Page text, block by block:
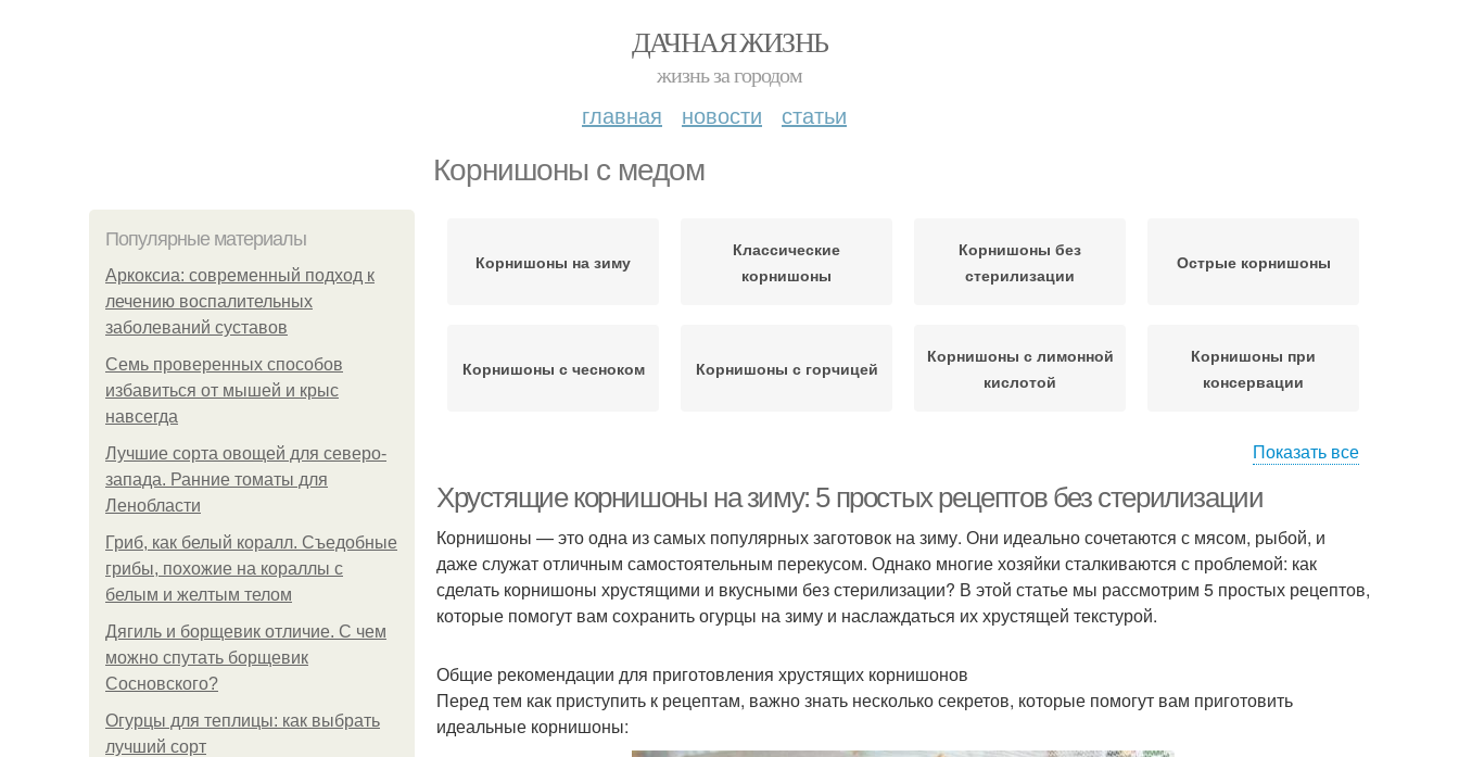
ДАЧНАЯ ЖИЗНЬ
жизнь за городом
главная новости статьи
Корнишоны с медом
Популярные материалы
Аркоксиа: современный подход к
лечению воспалительных
заболеваний суставов
Семь проверенных способов
избавиться от мышей и крыс
навсегда
Лучшие сорта овощей для северо-
запада. Ранние томаты для
Ленобласти
Гриб, как белый коралл. Съедобные
грибы, похожие на кораллы с
белым и желтым телом
Дягиль и борщевик отличие. С чем
можно спутать борщевик
Сосновского?
Огурцы для теплицы: как выбрать
лучший сорт
Корнишоны на зиму
Классические
корнишоны
Корнишоны без
стерилизации
Острые корнишоны
Корнишоны с чесноком Корнишоны с горчицей
Корнишоны с лимонной
кислотой
Корнишоны при
консервации
корнишоны
Показать все
Хрустящие корнишоны на зиму: 5 простых рецептов без стерилизации
Корнишоны — это одна из самых популярных заготовок на зиму. Они идеально сочетаются с мясом, рыбой, и
даже служат отличным самостоятельным перекусом. Однако многие хозяйки сталкиваются с проблемой: как
сделать корнишоны хрустящими и вкусными без стерилизации? В этой статье мы рассмотрим 5 простых рецептов,
которые помогут вам сохранить огурцы на зиму и наслаждаться их хрустящей текстурой.
Общие рекомендации для приготовления хрустящих корнишонов
Перед тем как приступить к рецептам, важно знать несколько секретов, которые помогут вам приготовить
идеальные корнишоны: